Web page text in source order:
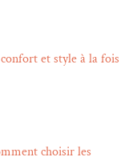
et style à la fois
choisir les